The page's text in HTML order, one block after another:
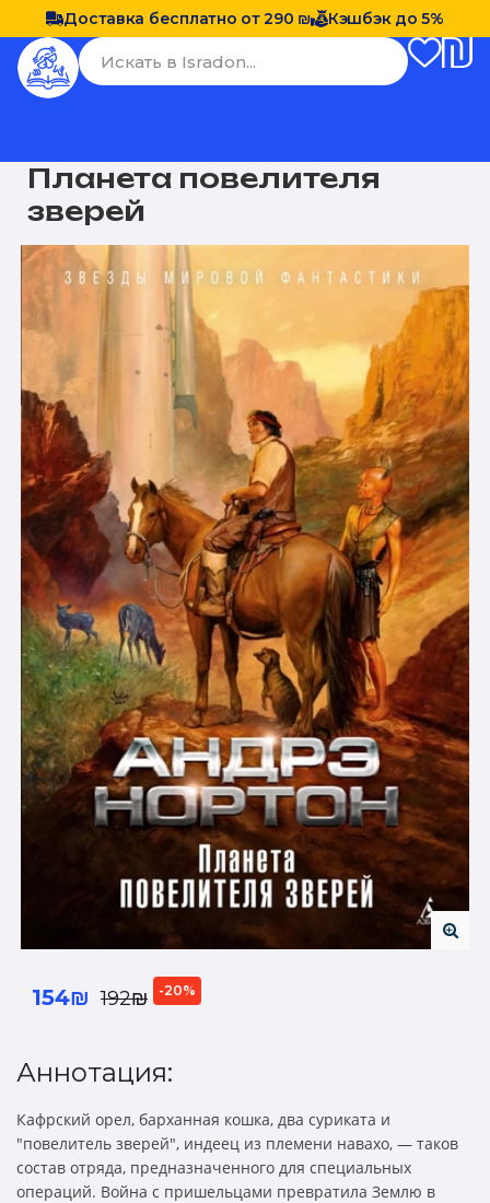
Доставка бесплатно от 290 ₪ Кэшбэк до 5%
Планета повелителя
зверей
154₪ 192₪ -20%
Аннотация:
Кафрский орел, барханная кошка, два суриката и
"повелитель зверей", индеец из племени навахо, — таков
состав отряда, предназначенного для специальных
операций. Война с пришельцами превратила Землю в